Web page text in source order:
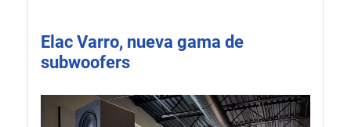
Elac Varro, nueva gama de
subwoofers